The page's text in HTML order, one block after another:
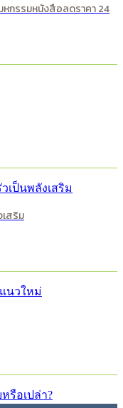
หกรรมหนังสือลดราคา 24
สริม